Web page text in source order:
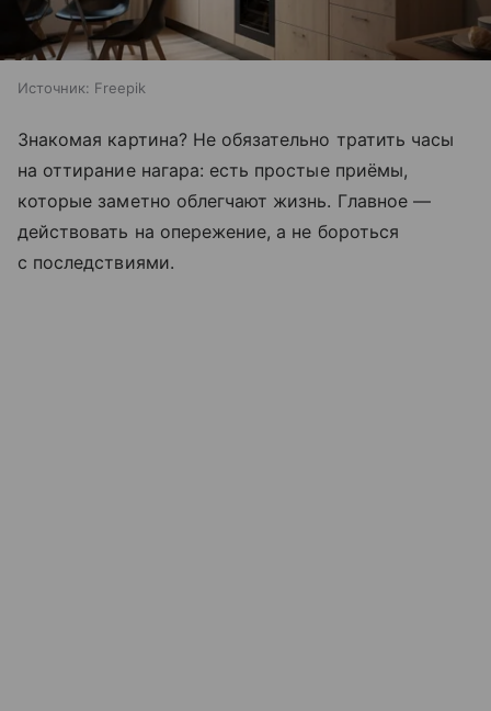
Источник: Freepik
Знакомая картина? Не обязательно тратить часы
на оттирание нагара: есть простые приёмы,
которые заметно облегчают жизнь. Главное —
действовать на опережение, а не бороться
с последствиями.